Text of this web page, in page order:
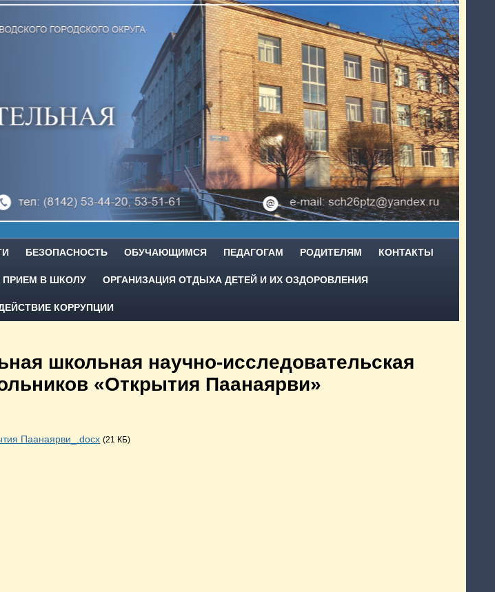
БЕЗОПАСНОСТЬ ОБУЧАЮЩИМСЯ ПЕДАГОГАМ РОДИТЕЛЯМ КОНТАКТЫ
ПРИЕМ В ШКОЛУ ОРГАНИЗАЦИЯ ОТДЫХА ДЕТЕЙ И ИХ ОЗДОРОВЛЕНИЯ
КОРРУПЦИИ
школьная научно-исследовательская
«Открытия Паанаярви»
Паанаярви_.docx (21 КБ)